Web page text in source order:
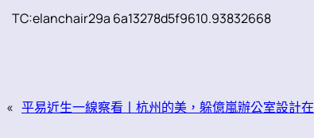
TC:elanchair29a 6a13278d5f9610.93832668
« 平易近生一線察看丨杭州的美，躲億嵐辦公室設計